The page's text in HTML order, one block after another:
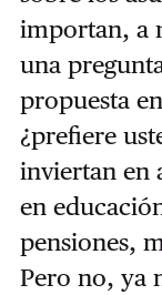
importan, a
una
propuesta
¿prefiere
inviertan en
en
pensiones,
Pero no, ya